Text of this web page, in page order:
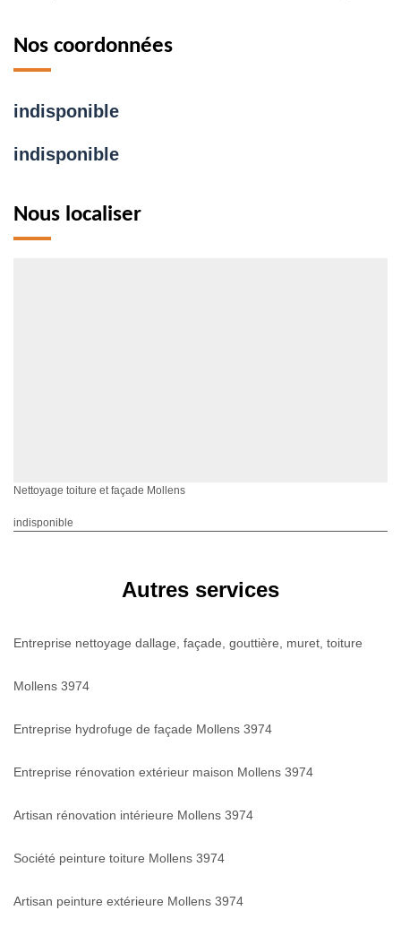
Nos coordonnées
indisponible
indisponible
Nous localiser
Nettoyage toiture et façade Mollens
indisponible
Autres services
Entreprise nettoyage dallage, façade, gouttière, muret, toiture
Mollens 3974
Entreprise hydrofuge de façade Mollens 3974
Entreprise rénovation extérieur maison Mollens 3974
Artisan rénovation intérieure Mollens 3974
Société peinture toiture Mollens 3974
Artisan peinture extérieure Mollens 3974